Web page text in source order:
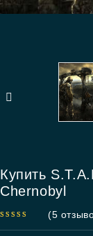
Купить
Chernobyl
(5